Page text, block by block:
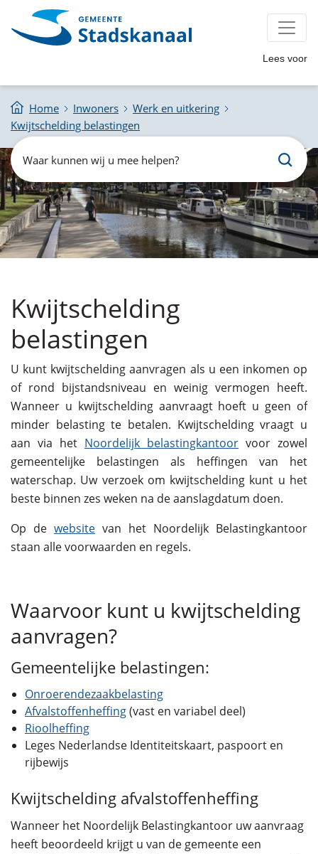
Lees voor
Home Inwoners
Werk en uitkering
Kwijtschelding belastingen
Zoeken
Waar
kunnen
wij
u
mee
helpen?
Kwijtschelding
belastingen
U kunt kwijtschelding aanvragen als u een inkomen op
of rond bijstandsniveau en weinig vermogen heeft.
Wanneer u kwijtschelding aanvraagt hoeft u geen of
minder belasting te betalen. Kwijtschelding vraagt u
aan via het Noordelijk belastingkantoor voor zowel
gemeentelijke belastingen als heffingen van het
waterschap. Uw verzoek om kwijtschelding kunt u het
beste binnen zes weken na de aanslagdatum doen.
Op de website van het Noordelijk Belastingkantoor
staan alle voorwaarden en regels.
Waarvoor kunt u kwijtschelding
aanvragen?
Gemeentelijke belastingen:
Onroerendezaakbelasting
Afvalstoffenheffing(vast en variabel deel)
Rioolheffing
Leges Nederlandse Identiteitskaart, paspoort en
rijbewijs
Kwijtschelding afvalstoffenheffing
Wanneer het Noordelijk Belastingkantoor uw aanvraag
heeft beoordeeld krijgt u van de gemeente een